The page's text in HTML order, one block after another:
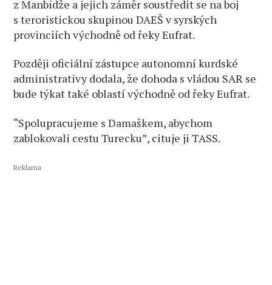
z Manbidže a jejich záměr soustředit se na boj
s teroristickou skupinou DAEŠ v syrských
provinciích východně od řeky Eufrat.
Později oficiální zástupce autonomní kurdské
administrativy dodala, že dohoda s vládou SAR se
bude týkat také oblastí východně od řeky Eufrat.
“Spolupracujeme s Damaškem, abychom
zablokovali cestu Turecku”, cituje ji TASS.
Reklama